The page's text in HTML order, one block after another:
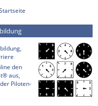
den
aus,
Piloten-